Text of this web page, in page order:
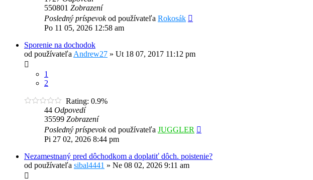
550801 Zobrazení
Posledný príspevokod používateľa Rokosák
Po 11 05, 2026 12:58 am
Sporenie na dochodok
od používateľaAndrew27 » Ut 18 07, 2017 11:12 pm
1
2
Rating: 0.9%
44 Odpovedí
35599 Zobrazení
Posledný príspevokod používateľa JUGGLER
Pi 27 02, 2026 8:44 pm
Nezamestnaný pred dôchodkom a doplatiť dôch. poistenie?
od používateľa sibal4441 » Ne 08 02, 2026 9:11 am